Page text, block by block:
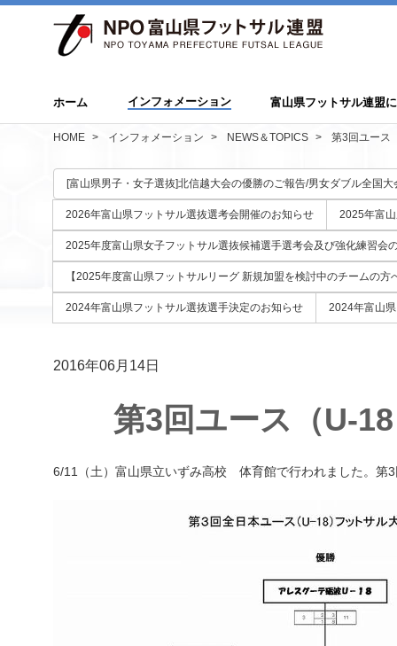
ホーム インフォメーション 富山県フットサル連盟
HOME インフォメーション NEWS＆TOPICS 第3回ユース
[富山県男子・女子選抜]北信越大会の優勝のご報告/男女ダブル全国
2026年富山県フットサル選抜選考会開催のお知らせ 2025年富
2025年度富山県女子フットサル選抜候補選手選考会及び強化練習会
【2025年度富山県フットサルリーグ 新規加盟を検討中のチームの方
2024年富山県フットサル選抜選手決定のお知らせ 2024年富山
2016年06月14日
第3回ユース（U-
6/11（土）富山県立いずみ高校 体育館で行われました。